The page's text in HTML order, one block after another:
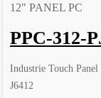
12" PANEL PC
PPC-312-
Industrie Touch
J6412